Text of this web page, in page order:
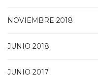
NOVIEMBRE 2018
JUNIO 2018
JUNIO 2017